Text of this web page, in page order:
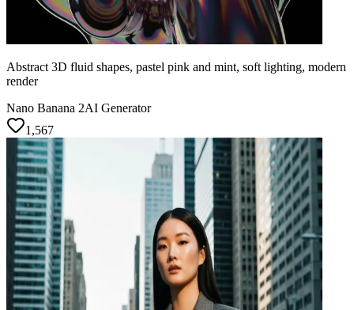
Abstract 3D fluid shapes, pastel pink and mint, soft lighting, modern
render
Nano Banana 2AI Generator
1,567